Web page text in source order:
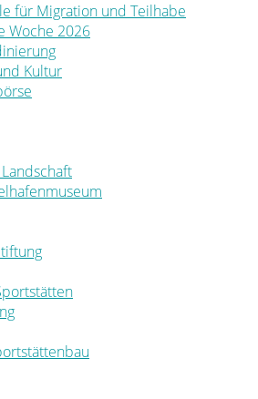
für Migration und Teilhabe
Woche 2026
Kultur